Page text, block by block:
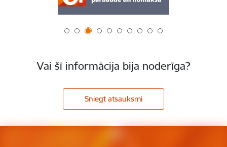
Vai šī informācija bija noderīga?
Sniegt atsauksmi